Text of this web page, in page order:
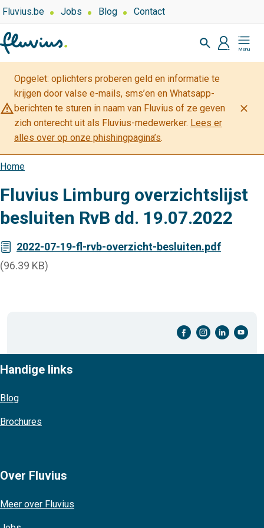
Overslaan
en
naar
de
inhoud
gaan
Top
navigation
Over
Fluvius.be Jobs Blog Contact
Zoeken
profiel
Mijn
Fluvius
warning_amber
Opgelet: oplichters proberen geld en informatie te
krijgen door valse e-mails, sms’en en Whatsapp-
berichten te sturen in naam van Fluvius of ze geven
zich onterecht uit als Fluvius-medewerker. Lees er
alles over op onze phishingpagina’s.
close
Kruimelpad
Home
Fluvius Limburg overzichtslijst
besluiten RvB dd. 19.07.2022
2022-07-19-fl-rvb-overzicht-besluiten.pdf
(96.39 KB)
facebook-cirkel instagram-cirkel linkedin-cirkel youtube-cirkel
Handige links
Blog
Brochures
Over Fluvius
Meer over Fluvius